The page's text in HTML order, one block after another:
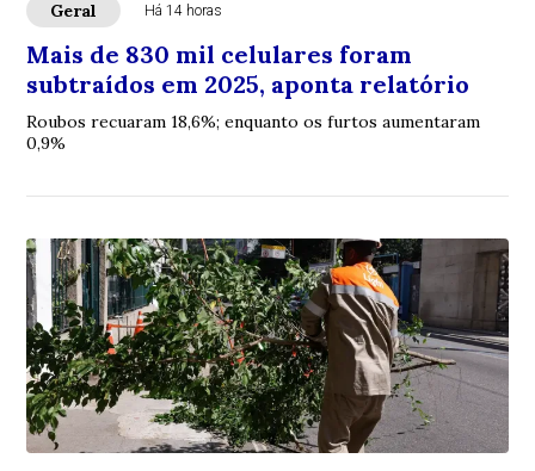
Geral Há 14 horas
Mais de 830 mil celulares foram
subtraídos em 2025, aponta relatório
Roubos recuaram 18,6%; enquanto os furtos aumentaram
0,9%